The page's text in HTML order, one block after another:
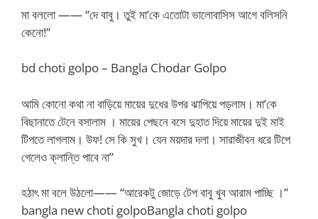
মা বললো —— “দে বাবু। তুই মা’কে এতোটা ভালোবাসিস আগে বলিসনি
কেনো!”
bd choti golpo – Bangla Chodar Golpo
আমি কোনো কথা না বাড়িয়ে মায়ের দুধের উপর ঝাপিয়ে পড়লাম। মা’কে
বিছানাতে টেনে বসালাম । মায়ের পেছনে বসে দুহাত দিয়ে মায়ের দুই মাই
টিপতে লাগলাম। উফ! সে কি সুখ। যেন ময়দার দলা। সারাজীবন ধরে টিপে
গেলেও ক্লান্তি পাবে না”
হঠাৎ মা বলে উঠলো—— “আরেকটু জোড়ে টেপ বাবু খুব আরাম পাচ্ছি ।”
bangla new choti golpoBangla choti golpo